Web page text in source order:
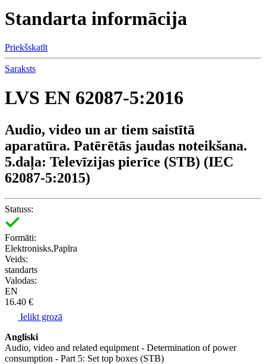
Standarta informācija
Priekšskatīt
Saraksts
LVS EN 62087-5:2016
Audio, video un ar tiem saistītā
aparatūra. Patērētās jaudas noteikšana.
5.daļa: Televīzijas pierīce (STB) (IEC
62087-5:2015)
Statuss:
Formāti:
Elektronisks,Papīra
Veids:
standarts
Valodas:
EN
16.40 €
Ielikt grozā
Angliski
Audio, video and related equipment - Determination of power
consumption - Part 5: Set top boxes (STB)